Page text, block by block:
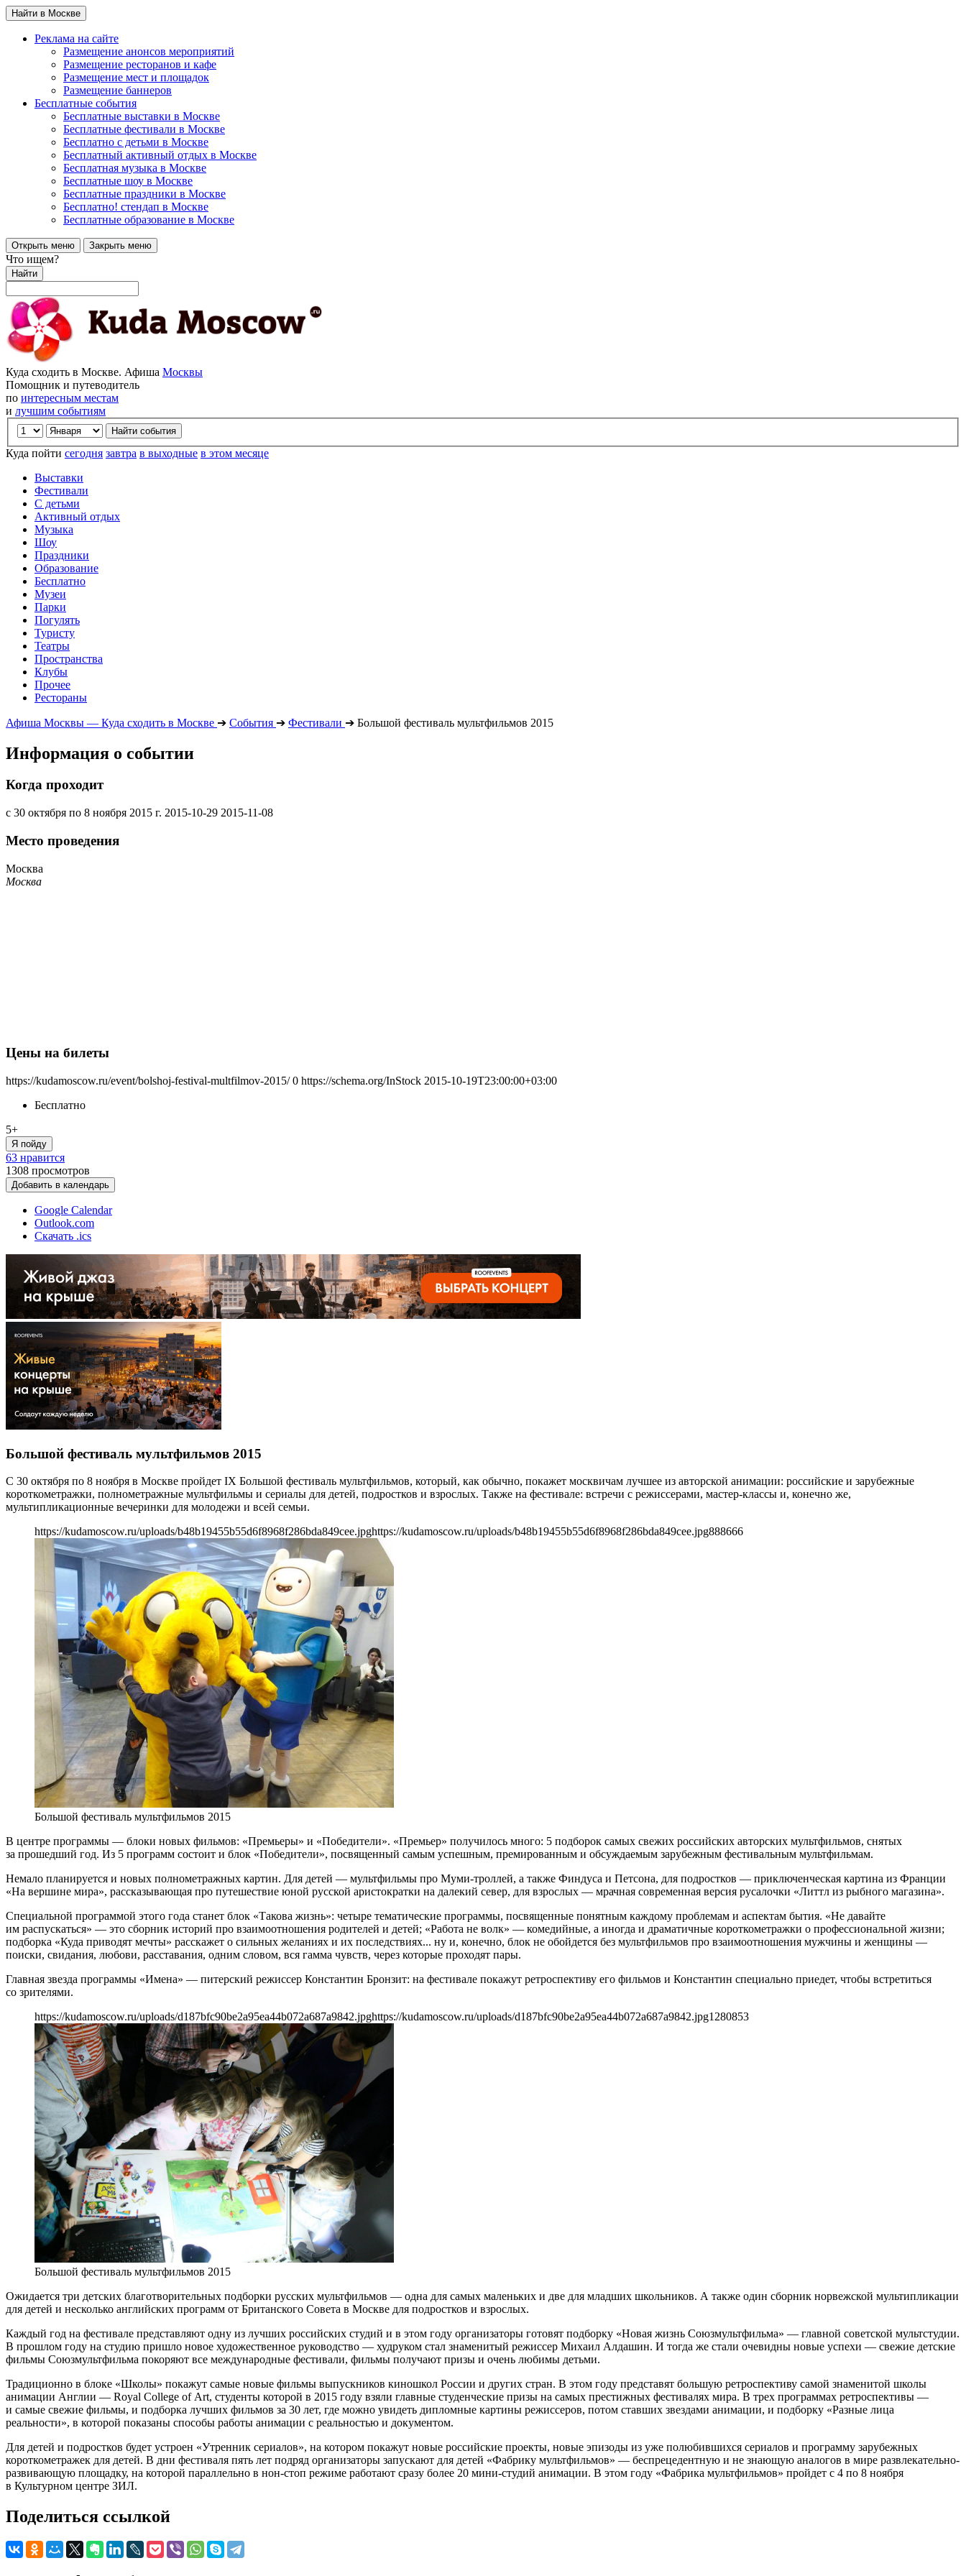
Найти в Москве
Реклама на сайте
Размещение анонсов мероприятий
Размещение ресторанов и кафе
Размещение мест и площадок
Размещение баннеров
Бесплатные события
Бесплатные выставки в Москве
Бесплатные фестивали в Москве
Бесплатно с детьми в Москве
Бесплатный активный отдых в Москве
Бесплатная музыка в Москве
Бесплатные шоу в Москве
Бесплатные праздники в Москве
Бесплатно! стендап в Москве
Бесплатные образование в Москве
Открыть меню Закрыть меню
Что ищем?
Найти
Куда сходить в Москве. Афиша Москвы
Помощник и путеводитель
по интересным местам
и лучшим событиям
Куда пойти сегодня завтра в выходные в этом месяце
Выставки
Фестивали
С детьми
Активный отдых
Музыка
Шоу
Праздники
Образование
Бесплатно
Музеи
Парки
Погулять
Туристу
Театры
Пространства
Клубы
Прочее
Рестораны
Афиша Москвы — Куда сходить в Москве ➔ События ➔ Фестивали ➔ Большой фестиваль мультфильмов 2015
Информация о событии
Когда проходит
с 30 октября по 8 ноября 2015 г. 2015-10-29 2015-11-08
Место проведения
Москва
Москва
Цены на билеты
https://kudamoscow.ru/event/bolshoj-festival-multfilmov-2015/ 0 https://schema.org/InStock 2015-10-19T23:00:00+03:00
Бесплатно
5+
Я пойду
63 нравится
1308 просмотров
Добавить в календарь
Google Calendar
Outlook.com
Скачать .ics
Большой фестиваль мультфильмов 2015
С 30 октября по 8 ноября в Москве пройдет IX Большой фестиваль мультфильмов, который, как обычно, покажет москвичам лучшее из авторской анимации: российские и зарубежные
короткометражки, полнометражные мультфильмы и сериалы для детей, подростков и взрослых. Также на фестивале: встречи с режиссерами, мастер-классы и, конечно же,
мультипликационные вечеринки для молодежи и всей семьи.
https://kudamoscow.ru/uploads/b48b19455b55d6f8968f286bda849cee.jpghttps://kudamoscow.ru/uploads/b48b19455b55d6f8968f286bda849cee.jpg888666
Большой фестиваль мультфильмов 2015
В центре программы — блоки новых фильмов: «Премьеры» и «Победители». «Премьер» получилось много: 5 подборок самых свежих российских авторских мультфильмов, снятых
за прошедший год. Из 5 программ состоит и блок «Победители», посвященный самым успешным, премированным и обсуждаемым зарубежным фестивальным мультфильмам.
Немало планируется и новых полнометражных картин. Для детей — мультфильмы про Муми-троллей, а также Финдуса и Петсона, для подростков — приключенческая картина из Франции
«На вершине мира», рассказывающая про путешествие юной русской аристократки на далекий север, для взрослых — мрачная современная версия русалочки «Литтл из рыбного магазина».
Специальной программой этого года станет блок «Такова жизнь»: четыре тематические программы, посвященные понятным каждому проблемам и аспектам бытия. «Не давайте
им распускаться» — это сборник историй про взаимоотношения родителей и детей; «Работа не волк» — комедийные, а иногда и драматичные короткометражки о профессиональной жизни;
подборка «Куда приводят мечты» расскажет о сильных желаниях и их последствиях... ну и, конечно, блок не обойдется без мультфильмов про взаимоотношения мужчины и женщины —
поиски, свидания, любови, расставания, одним словом, вся гамма чувств, через которые проходят пары.
Главная звезда программы «Имена» — питерский режиссер Константин Бронзит: на фестивале покажут ретроспективу его фильмов и Константин специально приедет, чтобы встретиться
со зрителями.
https://kudamoscow.ru/uploads/d187bfc90be2a95ea44b072a687a9842.jpghttps://kudamoscow.ru/uploads/d187bfc90be2a95ea44b072a687a9842.jpg1280853
Большой фестиваль мультфильмов 2015
Ожидается три детских благотворительных подборки русских мультфильмов — одна для самых маленьких и две для младших школьников. А также один сборник норвежской мультипликации
для детей и несколько английских программ от Британского Совета в Москве для подростков и взрослых.
Каждый год на фестивале представляют одну из лучших российских студий и в этом году организаторы готовят подборку «Новая жизнь Союзмультфильма» — главной советской мультстудии.
В прошлом году на студию пришло новое художественное руководство — худруком стал знаменитый режиссер Михаил Алдашин. И тогда же стали очевидны новые успехи — свежие детские
фильмы Союзмультфильма покоряют все международные фестивали, фильмы получают призы и очень любимы детьми.
Традиционно в блоке «Школы» покажут самые новые фильмы выпускников киношкол России и других стран. В этом году представят большую ретроспективу самой знаменитой школы
анимации Англии — Royal College of Art, студенты которой в 2015 году взяли главные студенческие призы на самых престижных фестивалях мира. В трех программах ретроспективы —
и самые свежие фильмы, и подборка лучших фильмов за 30 лет, где можно увидеть дипломные картины режиссеров, потом ставших звездами анимации, и подборку «Разные лица
реальности», в которой показаны способы работы анимации с реальностью и документом.
Для детей и подростков будет устроен «Утренник сериалов», на котором покажут новые российские проекты, новые эпизоды из уже полюбившихся сериалов и программу зарубежных
короткометражек для детей. В дни фестиваля пять лет подряд организаторы запускают для детей «Фабрику мультфильмов» — беспрецедентную и не знающую аналогов в мире развлекательно-
развивающую площадку, на которой параллельно в нон-стоп режиме работают сразу более 20 мини-студий анимации. В этом году «Фабрика мультфильмов» пройдет с 4 по 8 ноября
в Культурном центре ЗИЛ.
Поделиться ссылкой